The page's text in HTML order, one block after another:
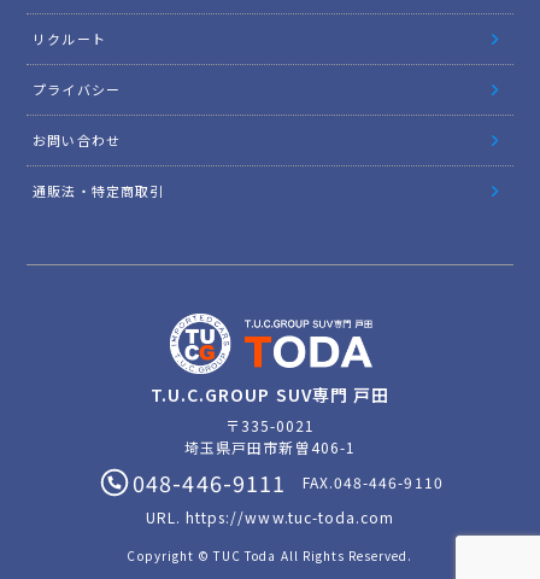
リクルート
プライバシー
お問い合わせ
通販法・特定商取引
T.U.C.GROUP SUV専門 戸田
〒335-0021
埼玉県戸田市新曽406-1
048-446-9111
FAX.048-446-9110
URL.https://www.tuc-toda.com
Copyright © TUC Toda All Rights Reserved.